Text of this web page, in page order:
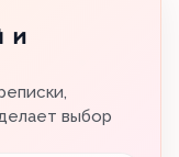
и
выбор